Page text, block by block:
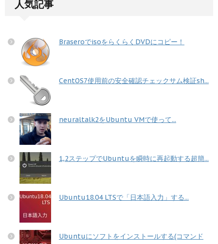
人気記事
BraseroでisoをらくらくDVDにコピー！
CentOS7使用前の安全確認チェックサム検証sh...
neuraltalk2をUbuntu VMで使って...
1,2ステップでUbuntuを瞬時に再起動する超簡...
Ubuntu18.04 LTSで「日本語入力」する...
Ubuntuにソフトをインストールする(コマンド